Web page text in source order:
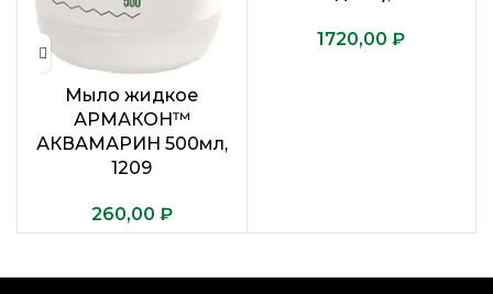
Мыло жидкое
АРМАКОН™
АКВАМАРИН 500мл,
1209
₽
₽